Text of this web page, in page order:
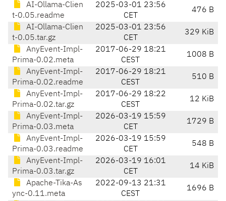
AI-Ollama-Clien
t-0.05.readme
2025-03-01 23:56
CET
476 B
AI-Ollama-Clien
t-0.05.tar.gz
2025-03-01 23:56
CET
329 KiB
AnyEvent-Impl-
Prima-0.02.meta
2017-06-29 18:21
CEST
1008 B
AnyEvent-Impl-
Prima-0.02.readme
2017-06-29 18:21
CEST
510 B
AnyEvent-Impl-
Prima-0.02.tar.gz
2017-06-29 18:22
CEST
12 KiB
AnyEvent-Impl-
Prima-0.03.meta
2026-03-19 15:59
CET
1729 B
AnyEvent-Impl-
Prima-0.03.readme
2026-03-19 15:59
CET
548 B
AnyEvent-Impl-
Prima-0.03.tar.gz
2026-03-19 16:01
CET
14 KiB
Apache-Tika-As
ync-0.11.meta
2022-09-13 21:31
CEST
1696 B